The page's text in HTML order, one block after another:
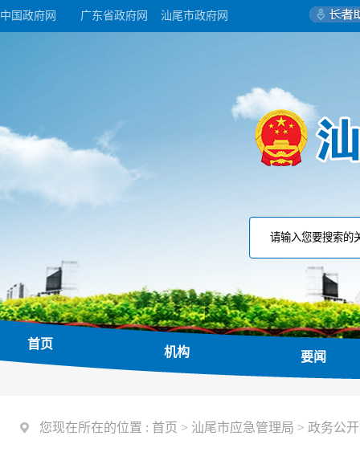
中国政府网 广东省政府网 汕尾市政府网
首页
机构 要闻
您现在所在的位置 : 首页 > 汕尾市应急管理局 > 政务公开